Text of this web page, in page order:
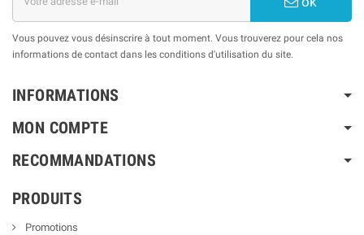
Vous pouvez vous désinscrire à tout moment. Vous trouverez pour cela nos
informations de contact dans les conditions d'utilisation du site.
INFORMATIONS
MON COMPTE
RECOMMANDATIONS
PRODUITS
Promotions